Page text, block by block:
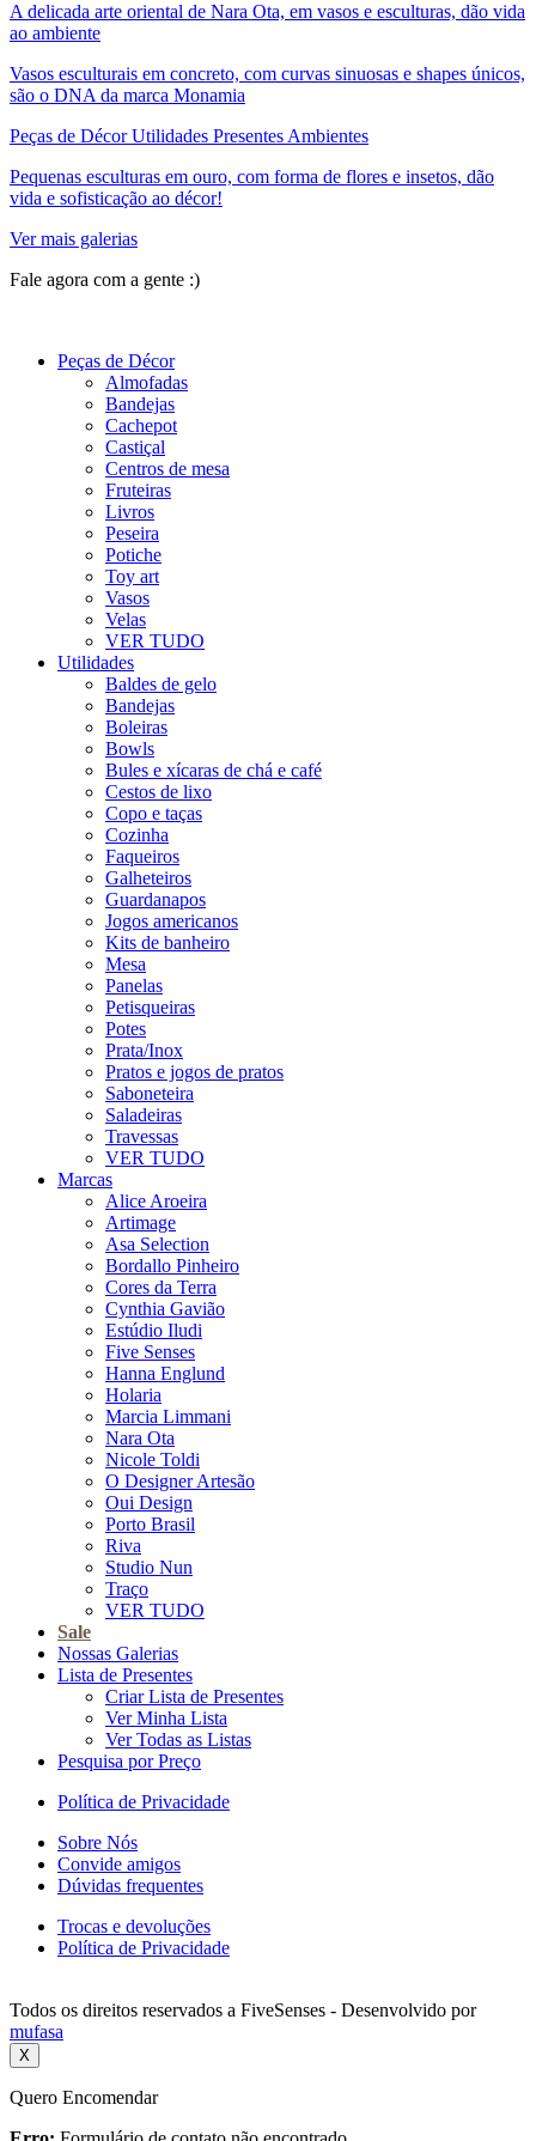
A delicada arte oriental de Nara Ota, em vasos e esculturas, dão vida
ao ambiente
Vasos esculturais em concreto, com curvas sinuosas e shapes únicos,
são o DNA da marca Monamia
Peças de Décor Utilidades Presentes Ambientes
Pequenas esculturas em ouro, com forma de flores e insetos, dão
vida e sofisticação ao décor!
Ver mais galerias
Fale agora com a gente :)
Peças de Décor
Almofadas
Bandejas
Cachepot
Castiçal
Centros de mesa
Fruteiras
Livros
Peseira
Potiche
Toy art
Vasos
Velas
VER TUDO
Utilidades
Baldes de gelo
Bandejas
Boleiras
Bowls
Bules e xícaras de chá e café
Cestos de lixo
Copo e taças
Cozinha
Faqueiros
Galheteiros
Guardanapos
Jogos americanos
Kits de banheiro
Mesa
Panelas
Petisqueiras
Potes
Prata/Inox
Pratos e jogos de pratos
Saboneteira
Saladeiras
Travessas
VER TUDO
Marcas
Alice Aroeira
Artimage
Asa Selection
Bordallo Pinheiro
Cores da Terra
Cynthia Gavião
Estúdio Iludi
Five Senses
Hanna Englund
Holaria
Marcia Limmani
Nara Ota
Nicole Toldi
O Designer Artesão
Oui Design
Porto Brasil
Riva
Studio Nun
Traço
VER TUDO
Sale
Nossas Galerias
Lista de Presentes
Criar Lista de Presentes
Ver Minha Lista
Ver Todas as Listas
Pesquisa por Preço
Política de Privacidade
Sobre Nós
Convide amigos
Dúvidas frequentes
Trocas e devoluções
Política de Privacidade
Todos os direitos reservados a FiveSenses - Desenvolvido por
mufasa
X
Quero Encomendar